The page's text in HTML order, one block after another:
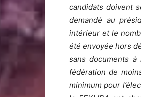
candidats doivent
demandé au
intérieur et le
été envoyée hors
sans documents
fédération de
minimum pour